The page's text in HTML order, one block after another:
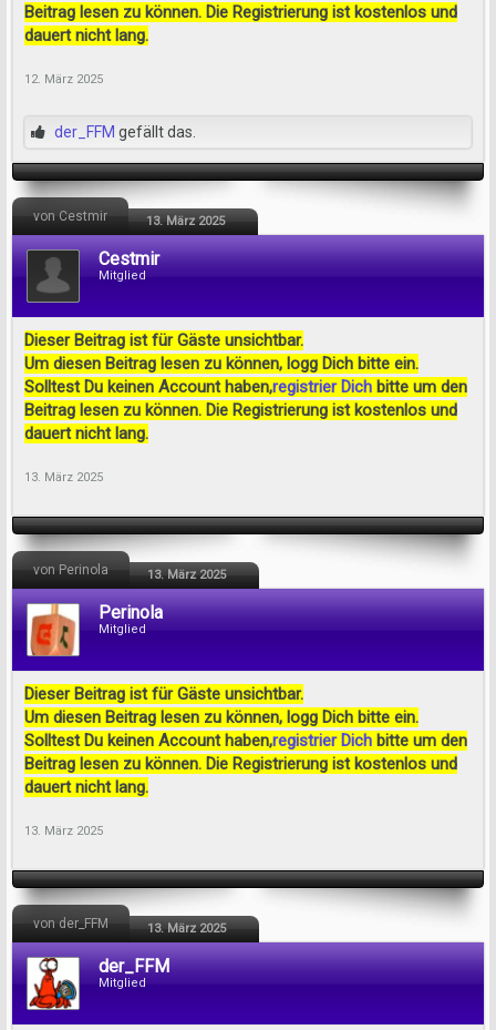
Beitrag lesen zu können. Die Registrierung ist kostenlos und
dauert nicht lang.
12. März 2025
der_FFM gefällt das.
von Cestmir 13. März 2025
Cestmir
Mitglied
Dieser Beitrag ist für Gäste unsichtbar.
Um diesen Beitrag lesen zu können, logg Dich bitte ein.
Solltest Du keinen Account haben,registrier Dich bitte um den
Beitrag lesen zu können. Die Registrierung ist kostenlos und
dauert nicht lang.
13. März 2025
von Perinola 13. März 2025
Perinola
Mitglied
Dieser Beitrag ist für Gäste unsichtbar.
Um diesen Beitrag lesen zu können, logg Dich bitte ein.
Solltest Du keinen Account haben,registrier Dich bitte um den
Beitrag lesen zu können. Die Registrierung ist kostenlos und
dauert nicht lang.
13. März 2025
von der_FFM 13. März 2025
der_FFM
Mitglied